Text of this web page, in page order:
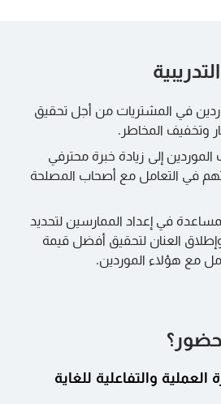
في المشتريات من أجل تحقيق
وتخفيف المخاطر.
إلى زيادة خبرة محترفي
في التعامل مع أصحاب المصلحة
في إعداد الممارسين لتحديد
وإطلاق العنان لتحقيق أفضل قيمة
مع هؤلاء الموردين.
والتفاعلية للغاية